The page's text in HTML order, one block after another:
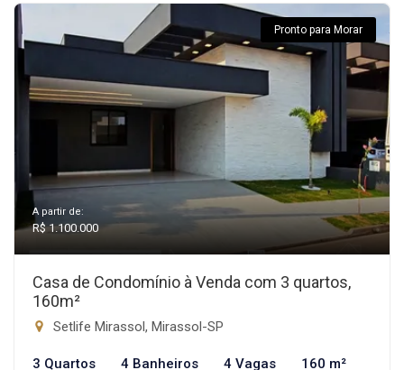
Pronto para Morar
A partir de:
R$ 1.100.000
Casa de Condomínio à Venda com 3 quartos,
160m²
Setlife Mirassol, Mirassol-SP
3 Quartos 4 Banheiros 4 Vagas 160 m²